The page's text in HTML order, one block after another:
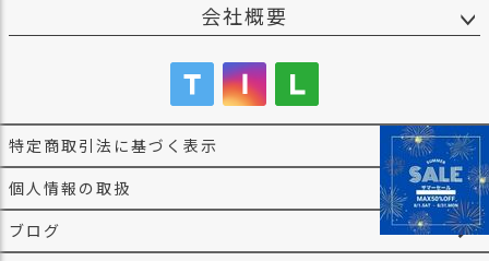
会社概要
特定商取引法に基づく表示
個人情報の取扱
ブログ